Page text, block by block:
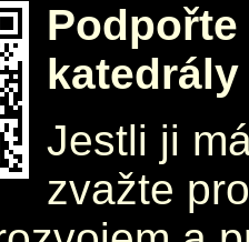
katedrály
Jestli ji
zvažte